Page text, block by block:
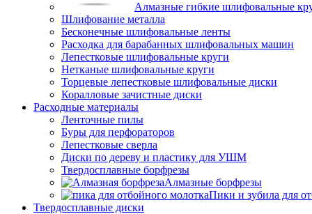
Алмазные гибкие шлифовальные
Шлифование металла
Бесконечные шлифовальные ленты
Расходка для барабанных шлифовальных машин
Лепестковые шлифовальные круги
Нетканые шлифовальные круги
Торцевые лепестковые шлифовальные диски
Коралловые зачистные диски
Расходные материалы
Ленточные пилы
Буры для перфораторов
Лепестковые сверла
Диски по дереву и пластику для УШМ
Твердосплавные борфрезы
Алмазные борфрезы
Пики и зубила для
Твердосплавные диски